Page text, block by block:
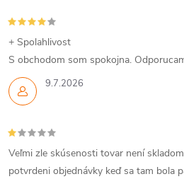
9.7.2026
+ Spolahlivost
S obchodom som spokojna.
Veľmi zle skúsenosti tovar není
potvrdeni objednávky keď sa tam bola